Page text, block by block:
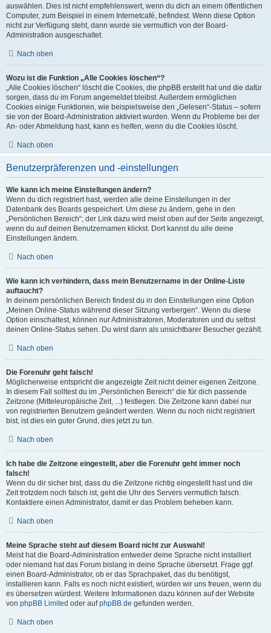
auswählen. Dies ist nicht empfehlenswert, wenn du dich an einem öffentlichen
Computer, zum Beispiel in einem Internetcafé, befindest. Wenn diese Option
nicht zur Verfügung steht, dann wurde sie vermutlich von der Board-
Administration ausgeschaltet.
Nach oben
Wozu ist die Funktion „Alle Cookies löschen“?
„Alle Cookies löschen“ löscht die Cookies, die phpBB erstellt hat und die dafür
sorgen, dass du im Forum angemeldet bleibst. Außerdem ermöglichen
Cookies einige Funktionen, wie beispielsweise den „Gelesen“-Status – sofern
sie von der Board-Administration aktiviert wurden. Wenn du Probleme bei der
An- oder Abmeldung hast, kann es helfen, wenn du die Cookies löscht.
Nach oben
Benutzerpräferenzen und -einstellungen
Wie kann ich meine Einstellungen ändern?
Wenn du dich registriert hast, werden alle deine Einstellungen in der
Datenbank des Boards gespeichert. Um diese zu ändern, gehe in den
„Persönlichen Bereich“; der Link dazu wird meist oben auf der Seite angezeigt,
wenn du auf deinen Benutzernamen klickst. Dort kannst du alle deine
Einstellungen ändern.
Nach oben
Wie kann ich verhindern, dass mein Benutzername in der Online-Liste
auftaucht?
In deinem persönlichen Bereich findest du in den Einstellungen eine Option
„Meinen Online-Status während dieser Sitzung verbergen“. Wenn du diese
Option einschaltest, können nur Administratoren, Moderatoren und du selbst
deinen Online-Status sehen. Du wirst dann als unsichtbarer Besucher gezählt.
Nach oben
Die Forenuhr geht falsch!
Möglicherweise entspricht die angezeigte Zeit nicht deiner eigenen Zeitzone.
In diesem Fall solltest du im „Persönlichen Bereich“ die für dich passende
Zeitzone (Mitteleuropäische Zeit, ...) festlegen. Die Zeitzone kann dabei nur
von registrierten Benutzern geändert werden. Wenn du noch nicht registriert
bist, ist dies ein guter Grund, dies jetzt zu tun.
Nach oben
Ich habe die Zeitzone eingestellt, aber die Forenuhr geht immer noch
falsch!
Wenn du dir sicher bist, dass du die Zeitzone richtig eingestellt hast und die
Zeit trotzdem noch falsch ist, geht die Uhr des Servers vermutlich falsch.
Kontaktiere einen Administrator, damit er das Problem beheben kann.
Nach oben
Meine Sprache steht auf diesem Board nicht zur Auswahl!
Meist hat die Board-Administration entweder deine Sprache nicht installiert
oder niemand hat das Forum bislang in deine Sprache übersetzt. Frage ggf.
einen Board-Administrator, ob er das Sprachpaket, das du benötigst,
installieren kann. Falls es noch nicht existiert, würden wir uns freuen, wenn du
es übersetzen würdest. Weitere Informationen dazu können auf der Website
von phpBB Limited oder aufphpBB.de gefunden werden.
Nach oben